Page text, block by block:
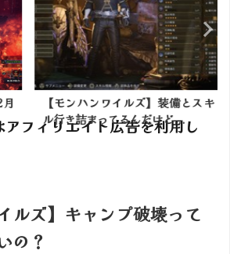
ンワイルズ】装備とスキ
詰まってるんだけど...
【モンハ
号埋めてる
アフィリエイト広告を利用し
ルズ】キャンプ破壊って
の？